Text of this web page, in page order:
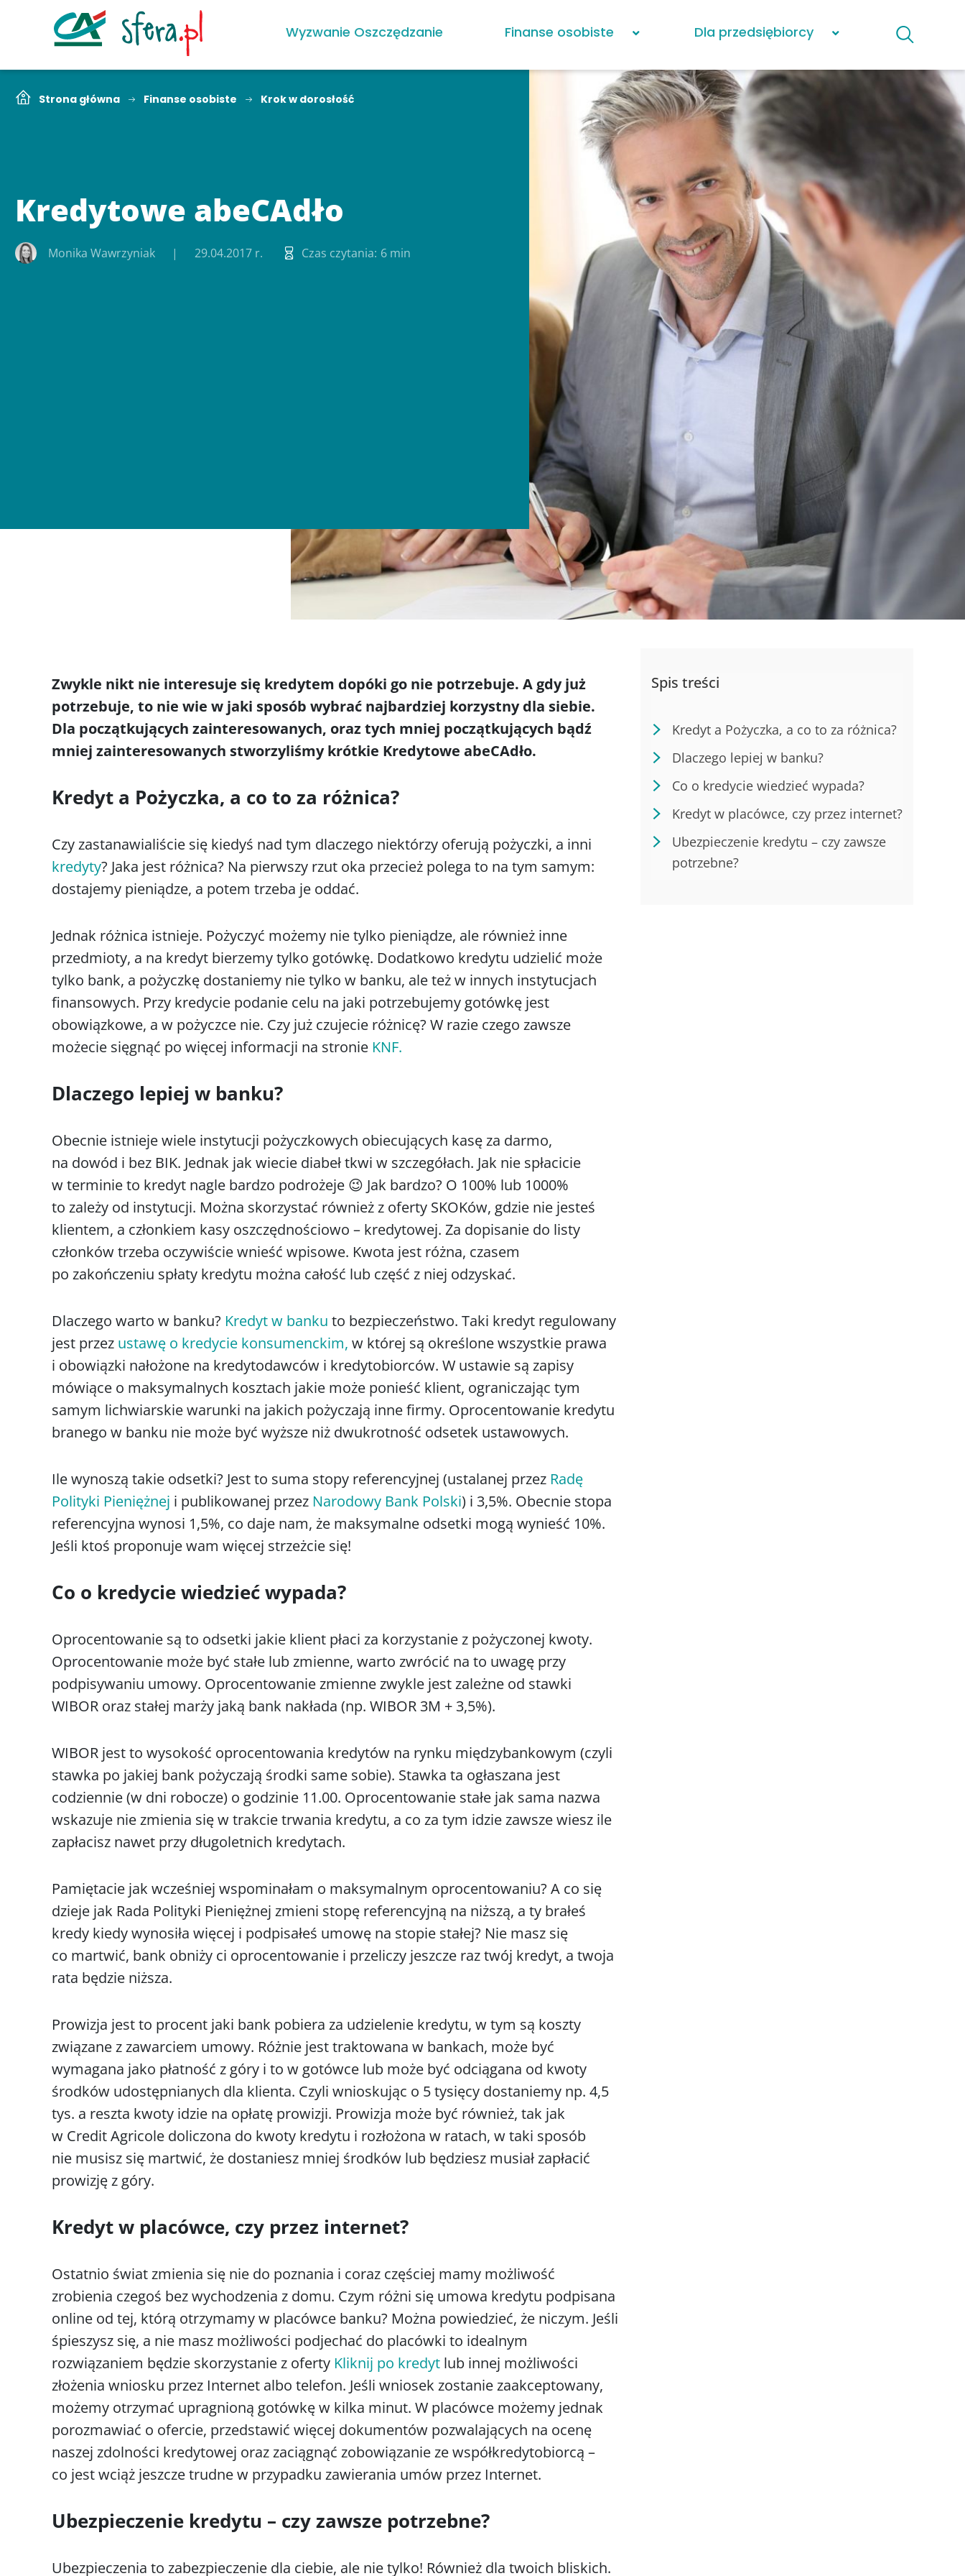
Wyzwanie Oszczędzanie Finanse osobiste Dla przedsiębiorcy
Strona główna Finanse osobiste Krok w dorosłość
Kredytowe abeCAdło
Monika Wawrzyniak 29.04.2017 r. Czas czytania: 6 min
Spis treści
Kredyt a Pożyczka, a co to za różnica?
Dlaczego lepiej w banku?
Co o kredycie wiedzieć wypada?
Kredyt w placówce, czy przez internet?
Ubezpieczenie kredytu – czy zawsze
potrzebne?
Zwykle nikt nie interesuje się kredytem dopóki go nie potrzebuje. A gdy już
potrzebuje, to nie wie w jaki sposób wybrać najbardziej korzystny dla siebie.
Dla początkujących zainteresowanych, oraz tych mniej początkujących bądź
mniej zainteresowanych stworzyliśmy krótkie Kredytowe abeCAdło.
Kredyt a Pożyczka, a co to za różnica?
Czy zastanawialiście się kiedyś nad tym dlaczego niektórzy oferują pożyczki, a inni
kredyty? Jaka jest różnica? Na pierwszy rzut oka przecież polega to na tym samym:
dostajemy pieniądze, a potem trzeba je oddać.
Jednak różnica istnieje. Pożyczyć możemy nie tylko pieniądze, ale również inne
przedmioty, a na kredyt bierzemy tylko gotówkę. Dodatkowo kredytu udzielić może
tylko bank, a pożyczkę dostaniemy nie tylko w banku, ale też w innych instytucjach
finansowych. Przy kredycie podanie celu na jaki potrzebujemy gotówkę jest
obowiązkowe, a w pożyczce nie. Czy już czujecie różnicę? W razie czego zawsze
możecie sięgnąć po więcej informacji na stronie KNF.
Dlaczego lepiej w banku?
Obecnie istnieje wiele instytucji pożyczkowych obiecujących kasę za darmo,
na dowód i bez BIK. Jednak jak wiecie diabeł tkwi w szczegółach. Jak nie spłacicie
w terminie to kredyt nagle bardzo podrożeje 😉 Jak bardzo? O 100% lub 1000%
to zależy od instytucji. Można skorzystać również z oferty SKOKów, gdzie nie jesteś
klientem, a członkiem kasy oszczędnościowo – kredytowej. Za dopisanie do listy
członków trzeba oczywiście wnieść wpisowe. Kwota jest różna, czasem
po zakończeniu spłaty kredytu można całość lub część z niej odzyskać.
Dlaczego warto w banku? Kredyt w banku to bezpieczeństwo. Taki kredyt regulowany
jest przez ustawę o kredycie konsumenckim, w której są określone wszystkie prawa
i obowiązki nałożone na kredytodawców i kredytobiorców. W ustawie są zapisy
mówiące o maksymalnych kosztach jakie może ponieść klient, ograniczając tym
samym lichwiarskie warunki na jakich pożyczają inne firmy. Oprocentowanie kredytu
branego w banku nie może być wyższe niż dwukrotność odsetek ustawowych.
Ile wynoszą takie odsetki? Jest to suma stopy referencyjnej (ustalanej przez Radę
Polityki Pieniężnej i publikowanej przez Narodowy Bank Polski) i 3,5%. Obecnie stopa
referencyjna wynosi 1,5%, co daje nam, że maksymalne odsetki mogą wynieść 10%.
Jeśli ktoś proponuje wam więcej strzeżcie się!
Co o kredycie wiedzieć wypada?
Oprocentowanie są to odsetki jakie klient płaci za korzystanie z pożyczonej kwoty.
Oprocentowanie może być stałe lub zmienne, warto zwrócić na to uwagę przy
podpisywaniu umowy. Oprocentowanie zmienne zwykle jest zależne od stawki
WIBOR oraz stałej marży jaką bank nakłada (np. WIBOR 3M + 3,5%).
WIBOR jest to wysokość oprocentowania kredytów na rynku międzybankowym (czyli
stawka po jakiej bank pożyczają środki same sobie). Stawka ta ogłaszana jest
codziennie (w dni robocze) o godzinie 11.00. Oprocentowanie stałe jak sama nazwa
wskazuje nie zmienia się w trakcie trwania kredytu, a co za tym idzie zawsze wiesz ile
zapłacisz nawet przy długoletnich kredytach.
Pamiętacie jak wcześniej wspominałam o maksymalnym oprocentowaniu? A co się
dzieje jak Rada Polityki Pieniężnej zmieni stopę referencyjną na niższą, a ty brałeś
kredy kiedy wynosiła więcej i podpisałeś umowę na stopie stałej? Nie masz się
co martwić, bank obniży ci oprocentowanie i przeliczy jeszcze raz twój kredyt, a twoja
rata będzie niższa.
Prowizja jest to procent jaki bank pobiera za udzielenie kredytu, w tym są koszty
związane z zawarciem umowy. Różnie jest traktowana w bankach, może być
wymagana jako płatność z góry i to w gotówce lub może być odciągana od kwoty
środków udostępnianych dla klienta. Czyli wnioskując o 5 tysięcy dostaniemy np. 4,5
tys. a reszta kwoty idzie na opłatę prowizji. Prowizja może być również, tak jak
w Credit Agricole doliczona do kwoty kredytu i rozłożona w ratach, w taki sposób
nie musisz się martwić, że dostaniesz mniej środków lub będziesz musiał zapłacić
prowizję z góry.
Kredyt w placówce, czy przez internet?
Ostatnio świat zmienia się nie do poznania i coraz częściej mamy możliwość
zrobienia czegoś bez wychodzenia z domu. Czym różni się umowa kredytu podpisana
online od tej, którą otrzymamy w placówce banku? Można powiedzieć, że niczym. Jeśli
śpieszysz się, a nie masz możliwości podjechać do placówki to idealnym
rozwiązaniem będzie skorzystanie z oferty Kliknij po kredyt lub innej możliwości
złożenia wniosku przez Internet albo telefon. Jeśli wniosek zostanie zaakceptowany,
możemy otrzymać upragnioną gotówkę w kilka minut. W placówce możemy jednak
porozmawiać o ofercie, przedstawić więcej dokumentów pozwalających na ocenę
naszej zdolności kredytowej oraz zaciągnąć zobowiązanie ze współkredytobiorcą –
co jest wciąż jeszcze trudne w przypadku zawierania umów przez Internet.
Ubezpieczenie kredytu – czy zawsze potrzebne?
Ubezpieczenia to zabezpieczenie dla ciebie, ale nie tylko! Również dla twoich bliskich.